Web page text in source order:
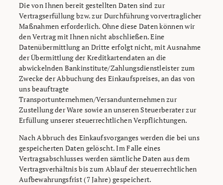
Die von Ihnen bereit gestellten Daten sind zur
Vertragserfüllung bzw. zur Durchführung vorvertraglicher
Maßnahmen erforderlich. Ohne diese Daten können wir
den Vertrag mit Ihnen nicht abschließen. Eine
Datenübermittlung an Dritte erfolgt nicht, mit Ausnahme
der Übermittlung der Kreditkartendaten an die
abwickelnden Bankinstitute/Zahlungsdienstleister zum
Zwecke der Abbuchung des Einkaufspreises, an das von
uns beauftragte
Transportunternehmen/Versandunternehmen zur
Zustellung der Ware sowie an unseren Steuerberater zur
Erfüllung unserer steuerrechtlichen Verpflichtungen.
Nach Abbruch des Einkaufsvorganges werden die bei uns
gespeicherten Daten gelöscht. Im Falle eines
Vertragsabschlusses werden sämtliche Daten aus dem
Vertragsverhältnis bis zum Ablauf der steuerrechtlichen
Aufbewahrungsfrist (7 Jahre) gespeichert.